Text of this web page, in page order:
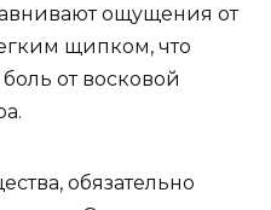
ощущения от
щипком, что
от восковой
обязательно